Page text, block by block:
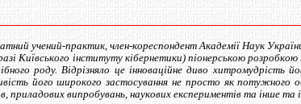
учений-практик, член-кореспондент Академії Наук
Київського інституту кібернетики) піонерською
роду. Відрізняло це інноваційне диво
його широкого застосування не просто як
приладових випробувань, наукових експериментів та інше